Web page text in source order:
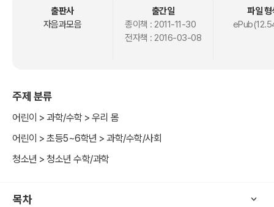
는 데 그치지 않고, 이때 남녀의 심리 상태와 수반되는 책임감 등을 강
조함으로써 성에 대한 건전한 생각을 심어 주고, 성폭력 등 성범죄를
근본적으로 근절시킬 수 있는 교육적 효과까지 기대하게 한다.
운 내용을 한 번 더 쉽게 정리할 수 있게 하였다. 꼭 알아야 할 중요한
용어는 ‘과학자의 비밀노트’ 코너에서 보충 설명하여 독자들의 이해를
돕는다.
출판사
자음과모음
출간일
종이책 : 2011-11-30
전자책 : 2016-03-08
파일 형
주제 분류
어린이 > 과학/수학 > 우리 몸
어린이 > 초등5~6학년 > 과학/수학/사회
청소년 > 청소년 수학/과학
목차